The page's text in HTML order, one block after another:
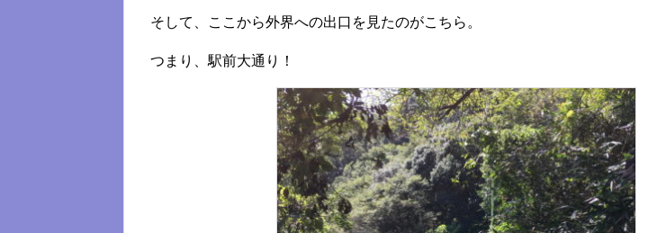
そして、ここから外界への出口を見たのがこちら。
つまり、駅前大通り！